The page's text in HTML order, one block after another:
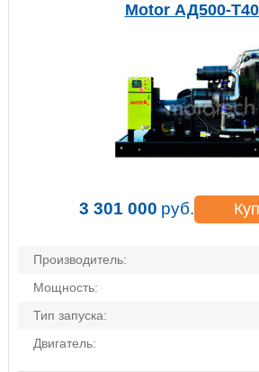
Motor АД500-
3 301 000 руб.
Производитель:
Мощность:
Тип запуска:
Двигатель: